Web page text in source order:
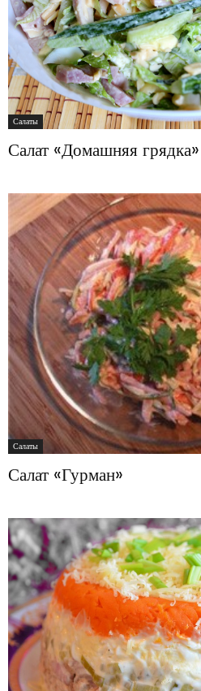
Салаты
Салат «Домашняя грядка»
Салаты
Салат «Гурман»